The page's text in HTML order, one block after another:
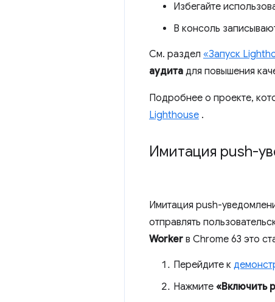
Избегайте
В консоль
См. раздел «Запуск
аудита для повышения
Подробнее о проекте,
Lighthouse .
Имитация push-
Имитация push-
отправлять
Worker в Chrome 63 это
Перейдите к
Нажмите «Включить